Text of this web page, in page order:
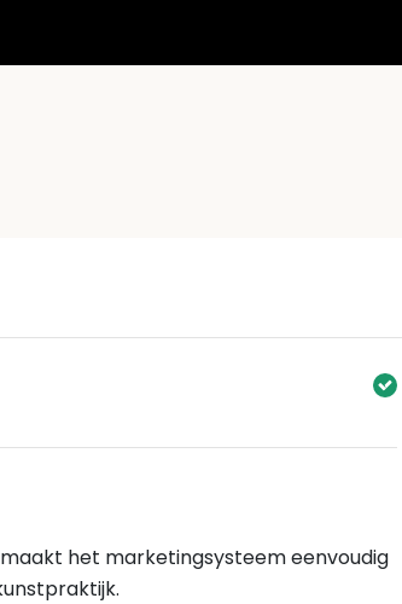
het marketingsysteem eenvoudig